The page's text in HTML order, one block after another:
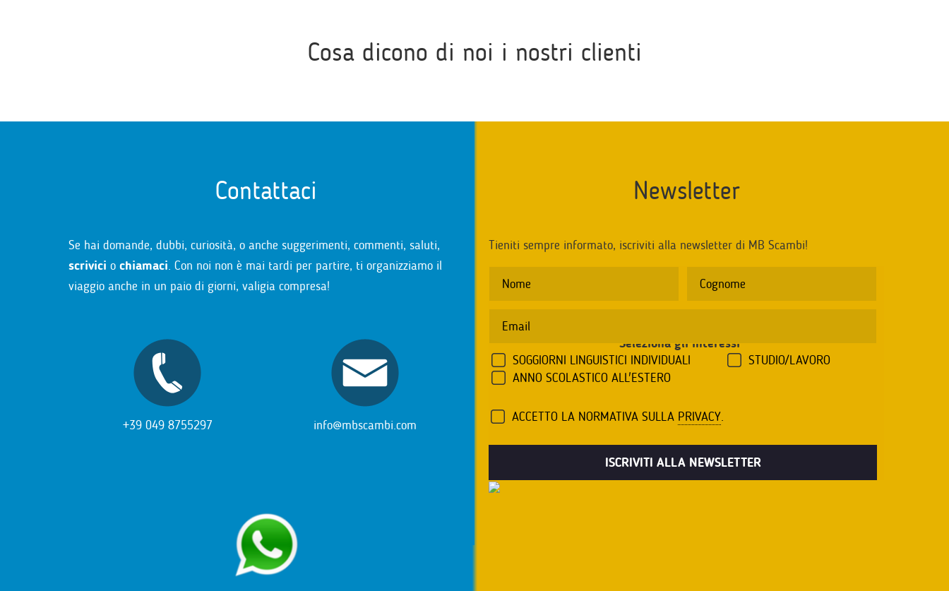
Cosa dicono di noi i nostri clienti
Contattaci
Se hai domande, dubbi, curiosità, o anche suggerimenti, commenti, saluti,
scrivici o chiamaci. Con noi non è mai tardi per partire, ti organizziamo il
viaggio anche in un paio di giorni, valigia compresa!
+39 049 8755297 info@mbscambi.com
Newsletter
Tieniti sempre informato, iscriviti alla newsletter di MB Scambi!
Seleziona gli interessi
SOGGIORNI LINGUISTICI INDIVIDUALI
STUDIO/LAVORO
ANNO SCOLASTICO ALL'ESTERO
ACCETTO LA NORMATIVA SULLA PRIVACY.